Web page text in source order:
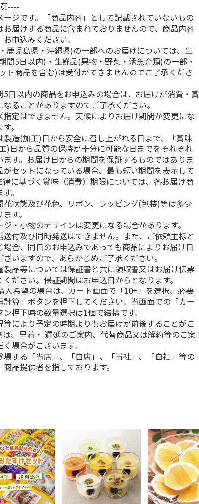
----
ジです。「商品内容」として記載されていないもの
お届けする商品に含まれておりませんので、商品内容
申込みください。
鹿児島県・沖縄県)の一部へのお届けについては、生
間5日以内)・生鮮品(果物・野菜・活魚介類)の一部・
ト商品を含む)は受付ができませんのでご了承くださ
日以内の商品をお申込みの場合は、お届けが消費・賞
ることがありますのでご了承ください。
定はできません。天候によりお届け期間が変更にな
。
造(加工)日から安全に召し上がれる日まで、「賞味
)日から品質の保持が十分に可能な日までをそれぞれ
ます。お届け日からの期間を保証するものではありま
がセットになっている場合、最も短い期間を表示して
律に基づく賞味（消費）期限については、各お届け商
。
状態及び花色、リボン、ラッピング(包装)等は多少
す。
・小物のデザインは変更になる場合があります。
付及び同時発送はできません。また、ご依頼主様と
場合、同日のお申込みであっても商品によりお届け日
いますので、あらかじめご了承ください。
品等については保証書と共に領収書又はお届け伝票
ださい。保証期間はお申込日からとなります。
希望の場合は、カート画面で「10+」を選択、必要
計算」ボタンを押下してください。当画面での「カー
ン押下時の数量選択は1個で結構です。
により予定の時期よりもお届けが前後することがご
は、早着・ 遅延のご案内、代替商品又は解約等のご案
場合がございます。
する「当店」、「自店」、「当社」、「自社」等の
品提供者を指しております。